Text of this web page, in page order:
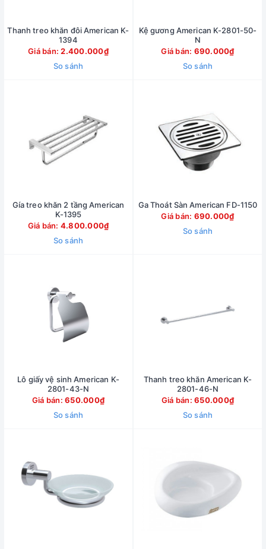
Thanh treo khăn đôi American K-
1394
Giá bán:2.400.000₫
So sánh
Kệ gương American K-2801-50-
N
Giá bán: 690.000₫
So sánh
Gía treo khăn 2 tầng American
K-1395
Giá bán: 4.800.000₫
So sánh
Ga Thoát Sàn American FD-1150
Giá bán: 690.000₫
So sánh
Lô giấy vệ sinh American K-
2801-43-N
Giá bán:650.000₫
So sánh
Thanh treo khăn American K-
2801-46-N
Giá bán:650.000₫
So sánh